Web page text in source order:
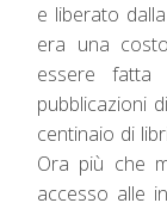
e liberato
era una
essere
pubblicazioni
centinaio di
Ora più che
accesso alle